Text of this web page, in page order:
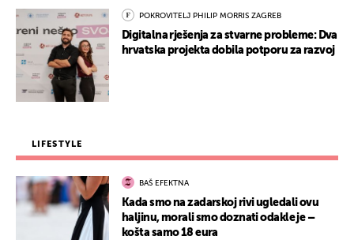
POKROVITELJ PHILIP MORRIS ZAGREB
Digitalna rješenja za stvarne probleme: Dva
hrvatska projekta dobila potporu za razvoj
LIFESTYLE
BAŠ EFEKTNA
Kada smo na zadarskoj rivi ugledali ovu
haljinu, morali smo doznati odakle je –
košta samo 18 eura